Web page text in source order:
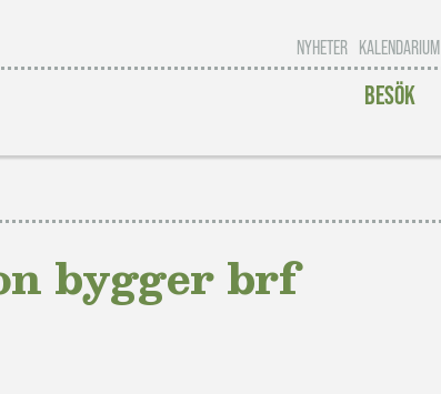
NYHETER KALENDARIUM
BESÖK
bygger brf